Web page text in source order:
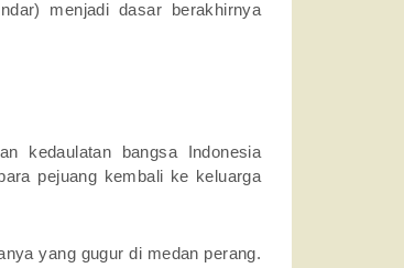
menjadi dasar berakhirnya
kedaulatan bangsa Indonesia
pejuang kembali ke keluarga
yang gugur di medan perang.